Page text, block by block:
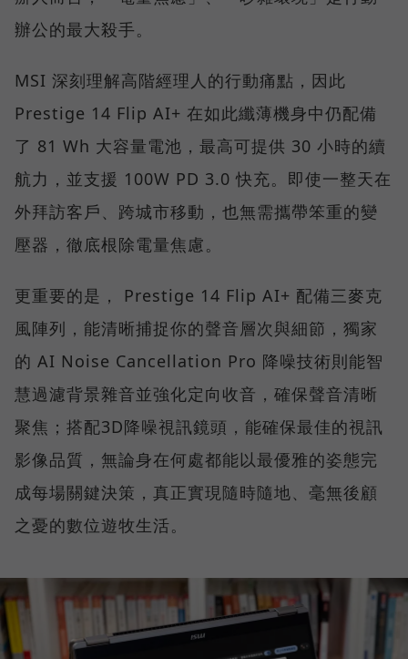
辦公的最大殺手。
MSI 深刻理解高階經理人的行動痛點，因此
Prestige 14 Flip AI+ 在如此纖薄機身中仍配備
了 81 Wh 大容量電池，最高可提供 30 小時的續
航力，並支援 100W PD 3.0 快充。即使一整天在
外拜訪客戶、跨城市移動，也無需攜帶笨重的變
壓器，徹底根除電量焦慮。
更重要的是， Prestige 14 Flip AI+ 配備三麥克
風陣列，能清晰捕捉你的聲音層次與細節，獨家
的 AI Noise Cancellation Pro 降噪技術則能智
慧過濾背景雜音並強化定向收音，確保聲音清晰
聚焦；搭配3D降噪視訊鏡頭，能確保最佳的視訊
影像品質，無論身在何處都能以最優雅的姿態完
成每場關鍵決策，真正實現隨時隨地、毫無後顧
之憂的數位遊牧生活。